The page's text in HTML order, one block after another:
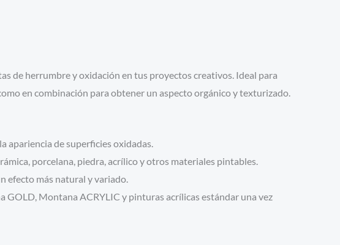
de herrumbre y oxidación en tus proyectos creativos. Ideal para
en combinación para obtener un aspecto orgánico y texturizado.
apariencia de superficies oxidadas.
porcelana, piedra, acrílico y otros materiales pintables.
efecto más natural y variado.
Montana ACRYLIC y pinturas acrílicas estándar una vez